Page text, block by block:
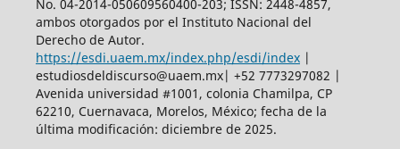
No. 04-2014-050609560400-203; ISSN: 2448-4857,
ambos otorgados por el Instituto Nacional del
Derecho de Autor.
https://esdi.uaem.mx/index.php/esdi/index|
estudiosdeldiscurso@uaem.mx| +52 7773297082 |
Avenida universidad #1001, colonia Chamilpa, CP
62210, Cuernavaca, Morelos, México; fecha de la
última modificación: diciembre de 2025.